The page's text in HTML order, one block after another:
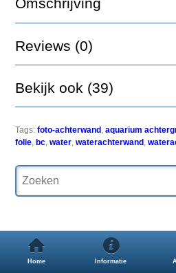
BC
40
maar
zeer
manier
om
nooit
tevoren
Omschrijving
Reviews (0)
Bekijk ook (39)
Tags: foto-achterwand ,aquarium
folie, bc,water,waterachterwand ,
Home Informatie